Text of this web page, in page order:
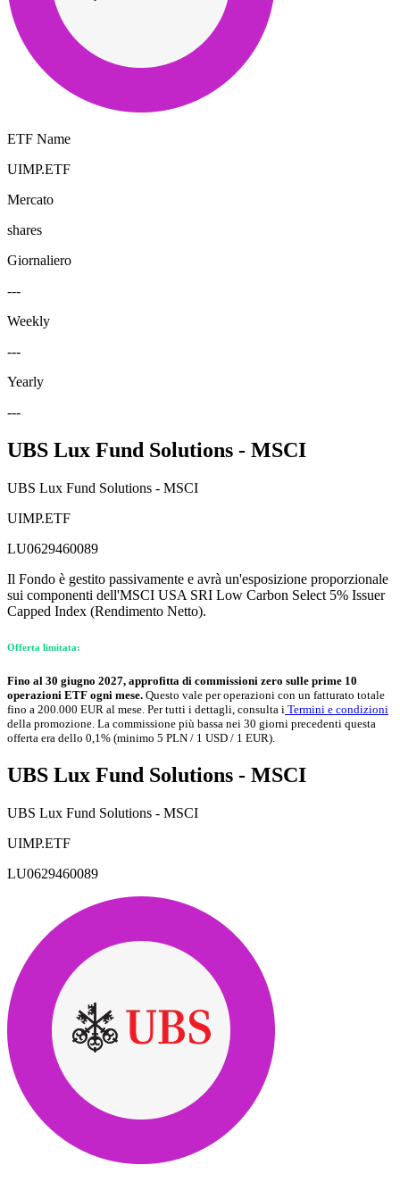
ETF Name
UIMP.ETF
Mercato
shares
Giornaliero
---
Weekly
---
Yearly
---
UBS Lux Fund Solutions - MSCI
UBS Lux Fund Solutions - MSCI
UIMP.ETF
LU0629460089
Il Fondo è gestito passivamente e avrà un'esposizione proporzionale
sui componenti dell'MSCI USA SRI Low Carbon Select 5% Issuer
Capped Index (Rendimento Netto).
Offerta limitata:
Fino al 30 giugno 2027, approfitta di commissioni zero sulle prime 10
operazioni ETF ogni mese. Questo vale per operazioni con un fatturato totale
fino a 200.000 EUR al mese. Per tutti i dettagli, consulta i Termini e condizioni
della promozione. La commissione più bassa nei 30 giorni precedenti questa
offerta era dello 0,1% (minimo 5 PLN / 1 USD / 1 EUR).
UBS Lux Fund Solutions - MSCI
UBS Lux Fund Solutions - MSCI
UIMP.ETF
LU0629460089